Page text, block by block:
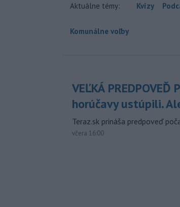
Aktuálne témy: Kvízy
Komunálne voľby
VEĽKÁ
horúčavy ustúpili.
Teraz.sk prináša predpoveď
včera 16:00